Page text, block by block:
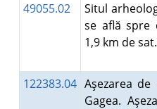
49055.02
Situl
se află spre
1,9 km de sat.
122383.04 Aşezarea
Gagea.